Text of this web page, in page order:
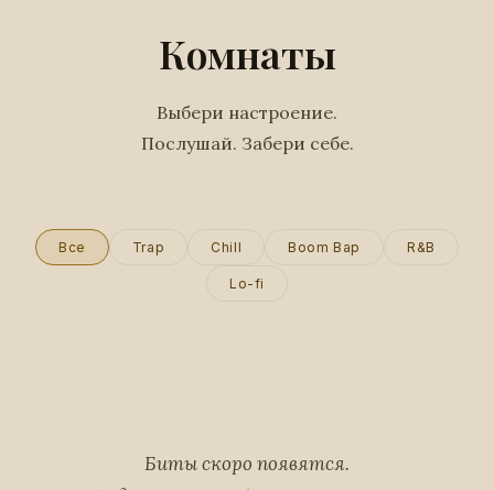
Комнаты
Выбери настроение.
Послушай. Забери себе.
Все Trap Chill Boom Bap R&B
Lo-fi
Биты скоро появятся.